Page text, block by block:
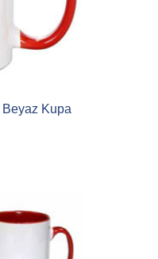
Beyaz Kupa